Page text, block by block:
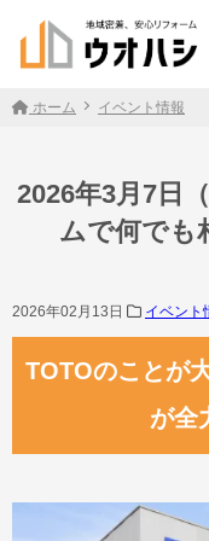
ホーム イベント情報
2026年3月7日
ムで何でも
2026年02月13日 イベント
TOTOのことが
が全